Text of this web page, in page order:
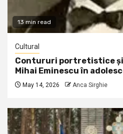
13 min read
Cultural
Contururi portretistice
Mihai Eminescu în
May 14, 2026 Anca Sirghie